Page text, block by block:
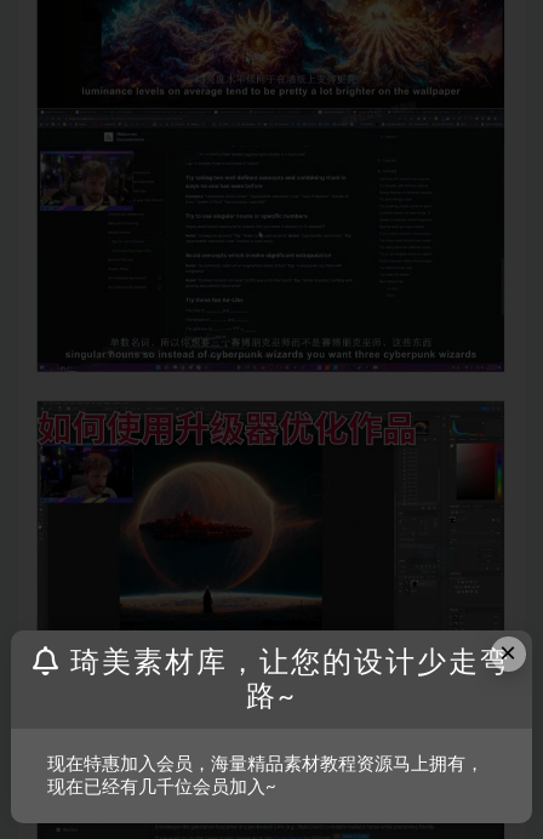
×
琦美素材库，让您的设计少走弯
路~
现在特惠加入会员，海量精品素材教程资源马上拥有，
现在已经有几千位会员加入~